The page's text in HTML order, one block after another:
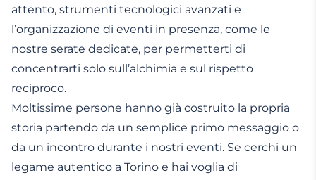
attento, strumenti tecnologici avanzati e
l’organizzazione di eventi in presenza, come le
nostre serate dedicate, per permetterti di
concentrarti solo sull’alchimia e sul rispetto
reciproco.
Moltissime persone hanno già costruito la propria
storia partendo da un semplice primo messaggio o
da un incontro durante i nostri eventi. Se cerchi un
legame autentico a Torino e hai voglia di